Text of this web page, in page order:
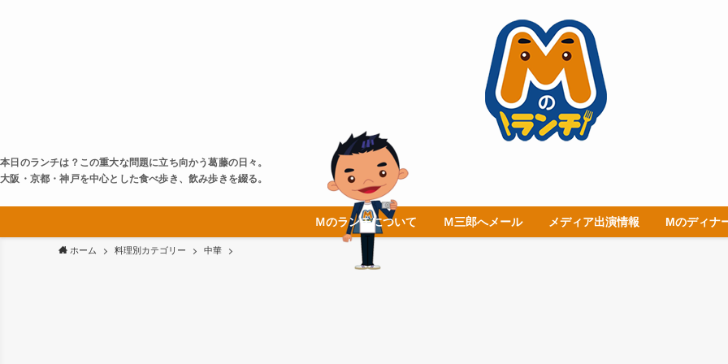
本日のランチは？この重大な問題に立ち向かう葛藤の日々。
大阪・京都・神戸を中心とした食べ歩き、飲み歩きを綴る。
Ｍのランチについて Ｍ三郎へメール メディア出演情報 Mのディナ
ホーム 料理別カテゴリー 中華